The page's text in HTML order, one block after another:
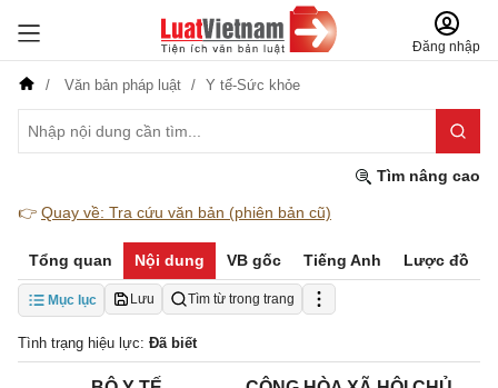
Đăng nhập
Văn bản pháp luật Y tế-Sức khỏe
Tìm nâng cao
👉 Quay về: Tra cứu văn bản (phiên bản cũ)
Tổng quan Nội dung VB gốc Tiếng Anh Lược đồ
Mục lục Lưu Tìm từ trong trang
Tình trạng hiệu lực: Đã biết